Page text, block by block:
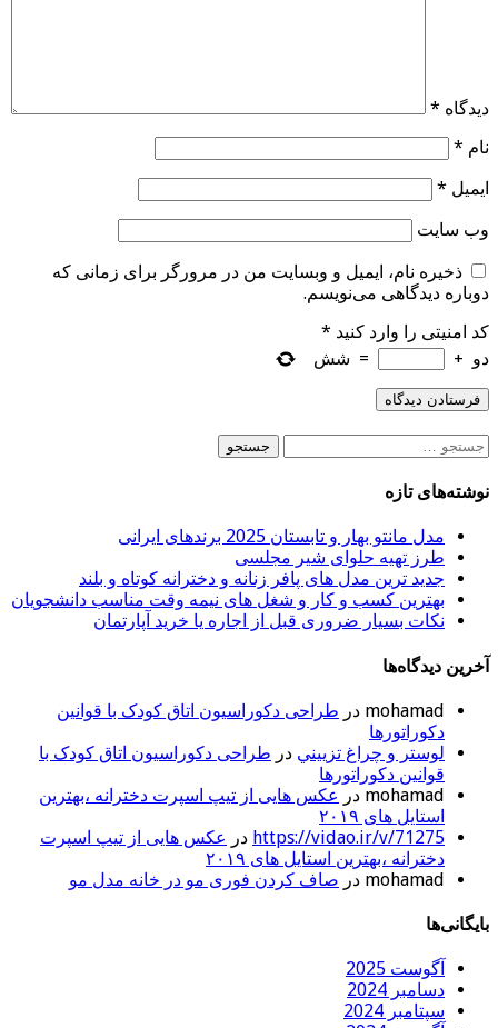
دیدگاه *
نام *
ایمیل *
وب‌ سایت
ذخیره نام، ایمیل و وبسایت من در مرورگر برای زمانی که
دوباره دیدگاهی می‌نویسم.
کد امنیتی را وارد کنید *
دو +
= شش
جستجو
برای:
نوشته‌های تازه
مدل مانتو بهار و تابستان 2025 برندهای ایرانی
طرز تهیه حلوای شیر مجلسی
جدید ترین مدل های پافر زنانه و دخترانه کوتاه و بلند
بهترین کسب و کار و شغل های نیمه وقت مناسب دانشجویان
نکات بسیار ضروری قبل از اجاره یا خرید آپارتمان
آخرین دیدگاه‌ها
mohamad در طراحی دکوراسیون اتاق کودک با قوانین
دکوراتورها
لوستر و چراغ تزييني در طراحی دکوراسیون اتاق کودک با
قوانین دکوراتورها
mohamad در عکس هایی از تیپ اسپرت دخترانه ،بهترین
استایل های ۲۰۱۹
https://vidao.ir/v/71275 در عکس هایی از تیپ اسپرت
دخترانه ،بهترین استایل های ۲۰۱۹
mohamad در صاف کردن فوری مو در خانه مدل مو
بایگانی‌ها
آگوست 2025
دسامبر 2024
سپتامبر 2024